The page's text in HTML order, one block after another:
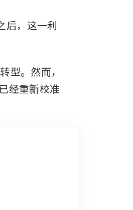
后，这一利
型。然而，
经重新校准